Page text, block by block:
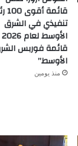
تنفيذي في الشرق
قائمة فوربس
الأوسط”
منذ يومين